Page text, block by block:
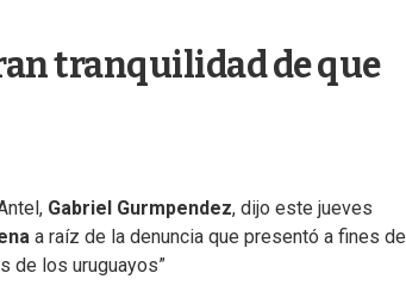
tranquilidad de que
Gabriel Gurmpendez, dijo este jueves
a raíz de la denuncia que presentó a fines de
de los uruguayos”